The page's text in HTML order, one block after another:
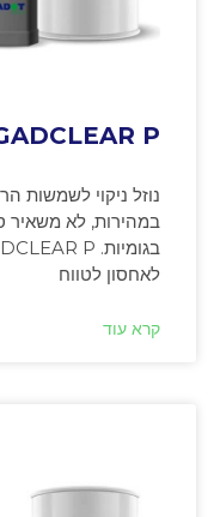
P
נוזל ניקוי לשמשות
במהירות, לא משאיר
לאחסון לטווח
קרא עוד